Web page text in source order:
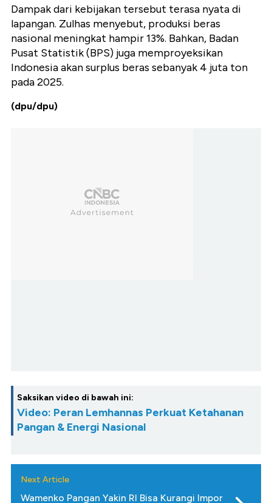
Dampak dari kebijakan tersebut terasa nyata di
lapangan. Zulhas menyebut, produksi beras
nasional meningkat hampir 13%. Bahkan, Badan
Pusat Statistik (BPS) juga memproyeksikan
Indonesia akan surplus beras sebanyak 4 juta ton
pada 2025.
(dpu/dpu)
Saksikan video di bawah ini:
Video: Peran Lemhannas Perkuat Ketahanan
Pangan & Energi Nasional
Next Article
Wamenko Pangan Yakin RI Bisa Kurangi Impor